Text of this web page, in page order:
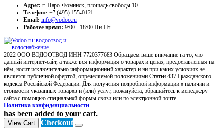
Адрес: г. Наро-Фоминск, площадь свободы 10
Телефон: +7 (495) 155-0121
Email: info@vodoo.ru
Рабочее время: 9:00 - 18:00 Пн-Пт
2022 ООО ВОДООТВОД ИНН 7720377683 Обращаем ваше внимание на то, что
данный интернет-сайт, а также вся информация о товарах и ценах, предоставленная на
нём, носит исключительно информационный характер и ни при каких условиях не
является публичной офертой, определяемой положениями Статьи 437 Гражданского
кодекса Российской Федерации. Для получения подробной информации о наличии и
стоимости указанных товаров и (или) услуг, пожалуйста, обращайтесь к менеджеру
сайта с помощью специальной формы связи или по электронной почте.
Политика конфиденциальности
has been added to your cart.
View Cart Checkout